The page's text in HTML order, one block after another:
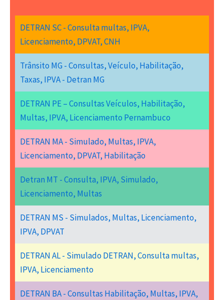
DETRAN SC - Consulta multas, IPVA,
Licenciamento, DPVAT, CNH
Trânsito MG - Consultas, Veículo, Habilitação,
Taxas, IPVA - Detran MG
DETRAN PE – Consultas Veículos, Habilitação,
Multas, IPVA, Licenciamento Pernambuco
DETRAN MA - Simulado, Multas, IPVA,
Licenciamento, DPVAT, Habilitação
Detran MT - Consulta, IPVA, Simulado,
Licenciamento, Multas
DETRAN MS - Simulados, Multas, Licenciamento,
IPVA, DPVAT
DETRAN AL - Simulado DETRAN, Consulta multas,
IPVA, Licenciamento
DETRAN BA - Consultas Habilitação, Multas, IPVA,